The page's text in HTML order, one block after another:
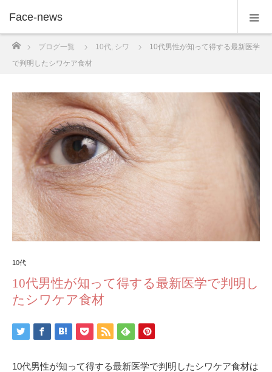
Face-news
ブログ一覧 10代, シワ
10代男性が知って得する最新医学
で判明したシワケア食材
10代
10代男性が知って得する最新医学で判明し
たシワケア食材
10代男性が知って得する最新医学で判明したシワケア食材は